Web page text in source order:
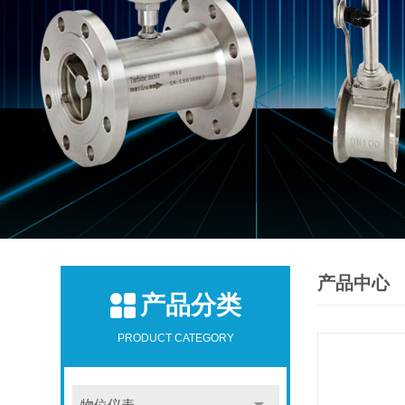
产品分类
PRODUCT CATEGORY
产品中心